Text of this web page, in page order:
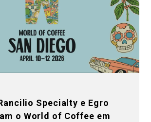
Specialty e Egro
o World of Coffee em